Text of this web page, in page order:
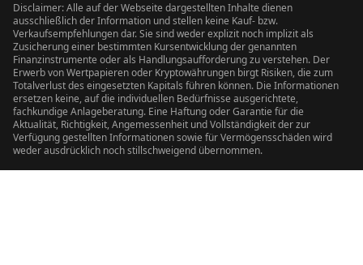
Disclaimer: Alle auf der Webseite dargestellten Inhalte dienen
ausschließlich der Information und stellen keine Kauf- bzw.
Verkaufsempfehlungen dar. Sie sind weder explizit noch implizit als
Zusicherung einer bestimmten Kursentwicklung der genannten
Finanzinstrumente oder als Handlungsaufforderung zu verstehen. Der
Erwerb von Wertpapieren oder Kryptowährungen birgt Risiken, die zum
Totalverlust des eingesetzten Kapitals führen können. Die Informationen
ersetzen keine, auf die individuellen Bedürfnisse ausgerichtete,
fachkundige Anlageberatung. Eine Haftung oder Garantie für die
Aktualität, Richtigkeit, Angemessenheit und Vollständigkeit der zur
Verfügung gestellten Informationen sowie für Vermögensschäden wird
weder ausdrücklich noch stillschweigend übernommen.